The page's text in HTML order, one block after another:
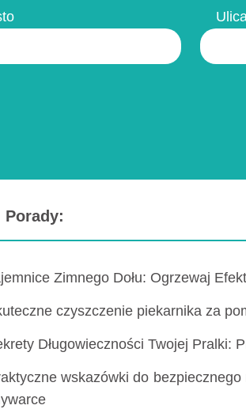
Porady:
Zimnego Dołu: Ogrzewaj
czyszczenie piekarnika za
Długowieczności Twojej Pralki:
wskazówki do